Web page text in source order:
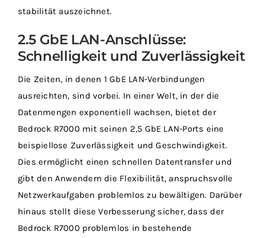
stabilität auszeichnet.
2.5 GbE LAN-Anschlüsse:
Schnelligkeit und Zuverlässigkeit
Die Zeiten, in denen 1 GbE LAN-Verbindungen
ausreichten, sind vorbei. In einer Welt, in der die
Datenmengen exponentiell wachsen, bietet der
Bedrock R7000 mit seinen 2,5 GbE LAN-Ports eine
beispiellose Zuverlässigkeit und Geschwindigkeit.
Dies ermöglicht einen schnellen Datentransfer und
gibt den Anwendern die Flexibilität, anspruchsvolle
Netzwerkaufgaben problemlos zu bewältigen. Darüber
hinaus stellt diese Verbesserung sicher, dass der
Bedrock R7000 problemlos in bestehende